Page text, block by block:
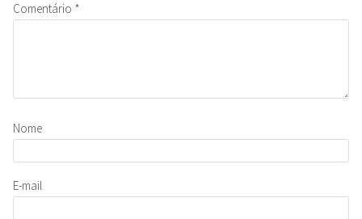
Comentário *
Nome
E-mail